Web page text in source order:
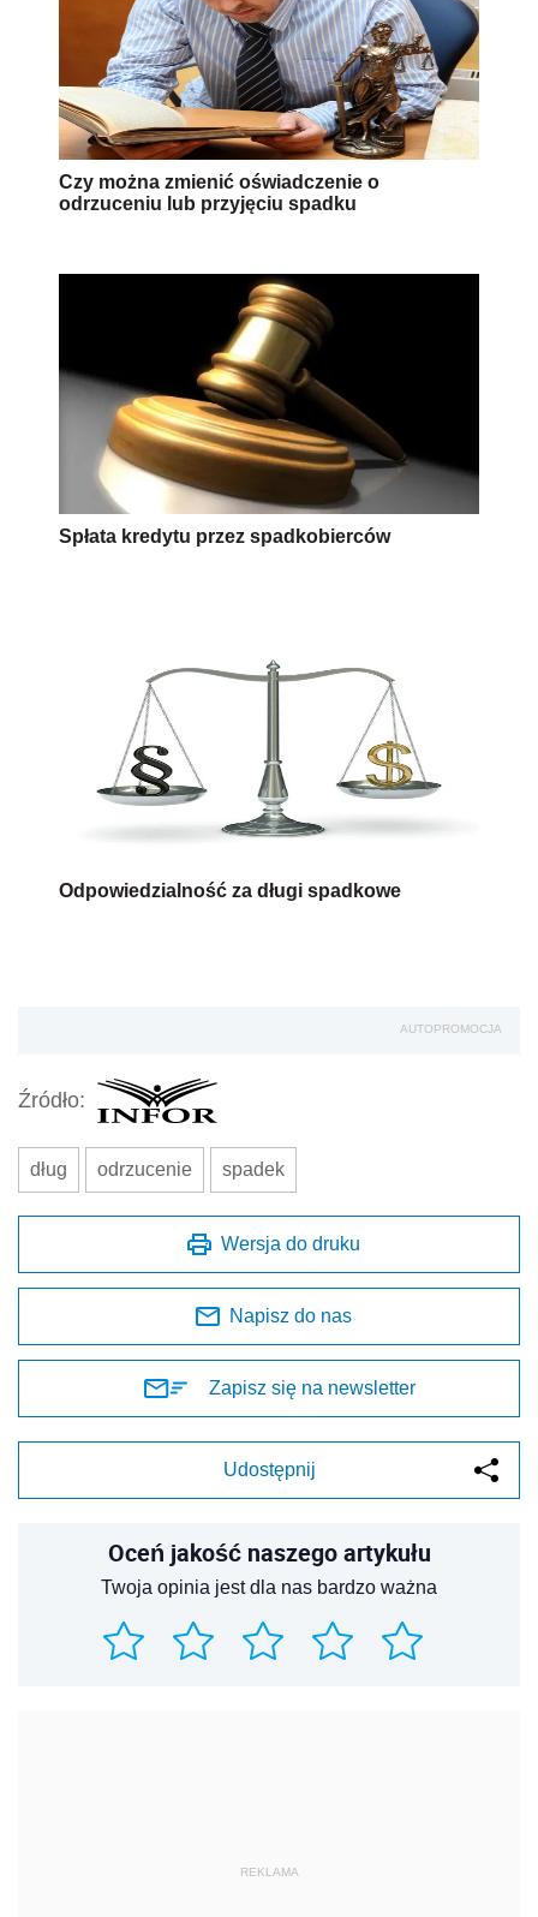
Czy można zmienić oświadczenie o
odrzuceniu lub przyjęciu spadku
Spłata kredytu przez spadkobierców
Odpowiedzialność za długi spadkowe
AUTOPROMOCJA
Źródło:
dług odrzucenie spadek
Wersja do druku
Napisz do nas
Zapisz się na newsletter
Udostępnij
Oceń jakość naszego artykułu
Twoja opinia jest dla nas bardzo ważna
REKLAMA